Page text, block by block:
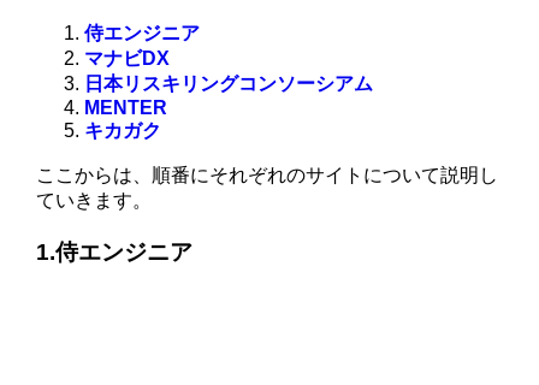
侍エンジニア
マナビDX
日本リスキリングコンソーシアム
MENTER
キカガク
ここからは、順番にそれぞれのサイトについて説明し
ていきます。
1.侍エンジニア